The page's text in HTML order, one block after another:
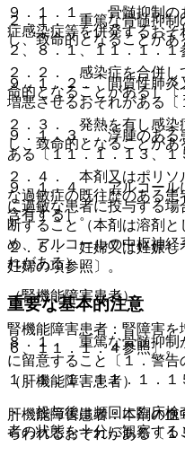
９．１．１． 骨髄抑制の
症感染症等を併発するおそ
２、８．１、１１．１．１
９．１．２． 間質性肺炎
増悪させるおそれがある〔
９．１．３． 浮腫のある
ある〔１１．１．１３、１
９．１．４． アルコール
に過敏な患者に投与する場
断すること（本剤は溶剤
め、アルコールの中枢神
れがある）。
（腎機能障害患者）
腎機能障害患者：腎障害を
６、１１．１．４参照〕。
（肝機能障害患者）
肝機能障害患者：本剤の
らわれるおそれがある〔１
２．１． 重篤な骨髄抑制
し、致命的となることがあ
２．２． 感染症を合併し
命的となることがある］
２．３． 発熱を有し感染
し、致命的となることが
２．４． 本剤又はポリソ
な過敏症の既往歴のある
含有する］。
２．５． 妊婦又は妊娠し
妊婦の項参照〕。
重要な基本的注意
８．１． 重篤な骨髄抑制
に留意すること〔１．警告
１．１．１、１１．１．１
・ 投与後は頻回に臨床検
者の状態を十分に観察する